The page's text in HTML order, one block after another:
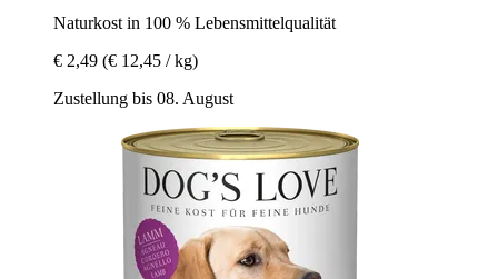
Naturkost in 100 % Lebensmittelqualität
€ 2,49 (€ 12,45 / kg)
Zustellung bis 08. August